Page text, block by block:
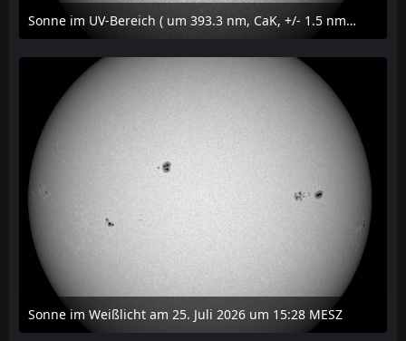
Sonne im UV-Bereich ( um 393.3 nm, CaK, +/- 1.5 nm) am 25. Juli 2026 um 15:32 MESZ
27. Juli 2026 um 20:32
Sonne im Weißlicht am 25. Juli 2026 um 15:28 MESZ
27. Juli 2026 um 20:29